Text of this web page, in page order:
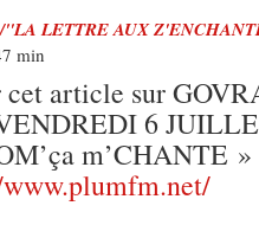
LETTRE AUX
min
article sur
6
m’CHANTE